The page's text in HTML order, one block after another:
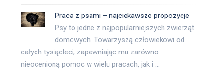
Praca z psami – najciekawsze propozycje
Psy to jedne z najpopularniejszych zwierząt
domowych. Towarzyszą człowiekowi od
całych tysiącleci, zapewniając mu zarówno
nieocenioną pomoc w wielu pracach, jak i …